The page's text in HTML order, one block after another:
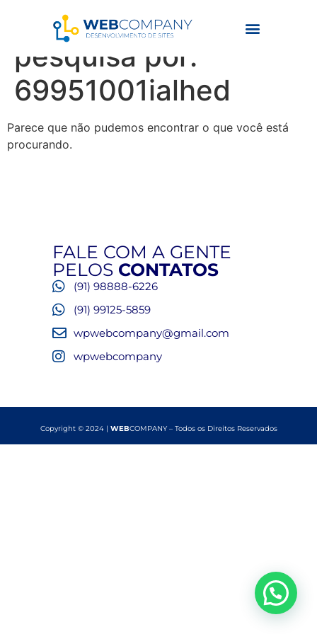
Resultados da
pesquisa por:
69951001ialhed
Parece que não pudemos encontrar o que você está
procurando.
FALE COM A GENTE
PELOS CONTATOS
(91) 98888-6226
(91) 99125-5859
wpwebcompany@gmail.com
wpwebcompany
Copyright © 2024 | WEBCOMPANY – Todos os Direitos Reservados